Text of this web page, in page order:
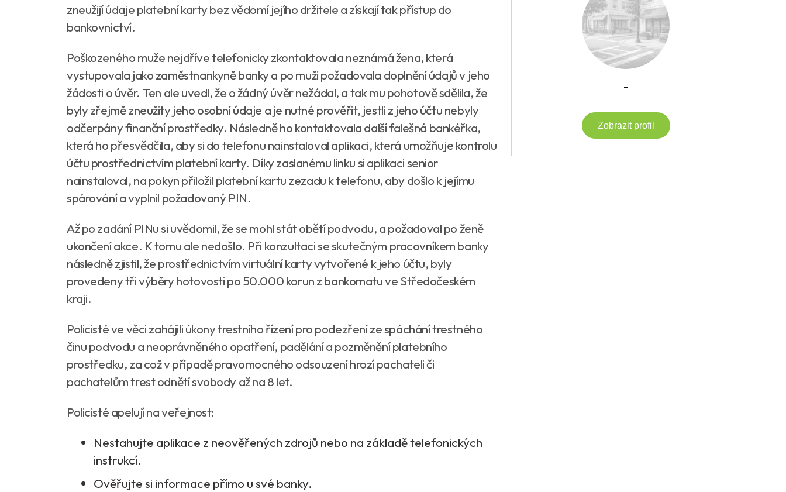
zneužijí údaje platební karty bez vědomí jejího držitele a získají tak přístup do
bankovnictví.
Poškozeného muže nejdříve telefonicky zkontaktovala neznámá žena, která
vystupovala jako zaměstnankyně banky a po muži požadovala doplnění údajů v jeho
žádosti o úvěr. Ten ale uvedl, že o žádný úvěr nežádal, a tak mu pohotově sdělila, že
byly zřejmě zneužity jeho osobní údaje a je nutné prověřit, jestli z jeho účtu nebyly
odčerpány finanční prostředky. Následně ho kontaktovala další falešná bankéřka,
která ho přesvědčila, aby si do telefonu nainstaloval aplikaci, která umožňuje kontrolu
účtu prostřednictvím platební karty. Díky zaslanému linku si aplikaci senior
nainstaloval, na pokyn přiložil platební kartu zezadu k telefonu, aby došlo k jejímu
spárování a vyplnil požadovaný PIN.
Až po zadání PINu si uvědomil, že se mohl stát obětí podvodu, a požadoval po ženě
ukončení akce. K tomu ale nedošlo. Při konzultaci se skutečným pracovníkem banky
následně zjistil, že prostřednictvím virtuální karty vytvořené k jeho účtu, byly
provedeny tři výběry hotovosti po 50.000 korun z bankomatu ve Středočeském
kraji.
Policisté ve věci zahájili úkony trestního řízení pro podezření ze spáchání trestného
činu podvodu a neoprávněného opatření, padělání a pozměnění platebního
prostředku, za což v případě pravomocného odsouzení hrozí pachateli či
pachatelům trest odnětí svobody až na 8 let.
Policisté apelují na veřejnost:
Nestahujte aplikace z neověřených zdrojů nebo na základě telefonických
instrukcí.
Ověřujte si informace přímo u své banky.
-
Zobrazit profil